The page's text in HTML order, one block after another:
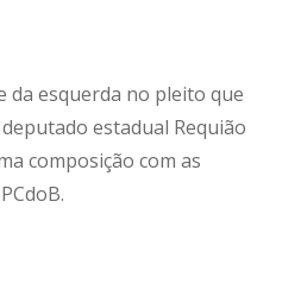
da esquerda no pleito que
estadual Requião
composição com as